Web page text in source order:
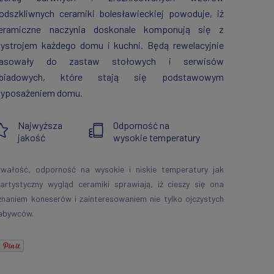
ceramiki bolesławieckiej powoduje, iż
naczynia doskonale komponują się z
każdego domu i kuchni. Będą rewelacyjnie
do zastaw stołowych i serwisów
które stają się podstawowym
domu.
Najwyższa
jakość
Odporność na
wysokie temperatury
odporność na wysokie i niskie temperatury jak
wygląd ceramiki sprawiają, iż cieszy się ona
koneserów i zainteresowaniem nie tylko ojczystych